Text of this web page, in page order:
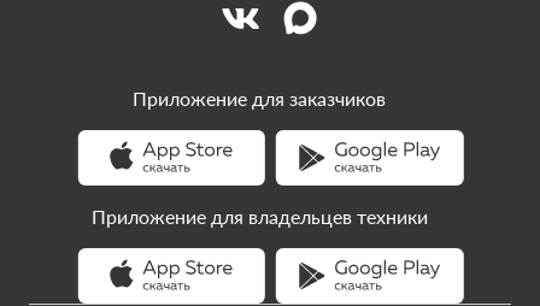
Приложение для заказчиков
Приложение для владельцев техники